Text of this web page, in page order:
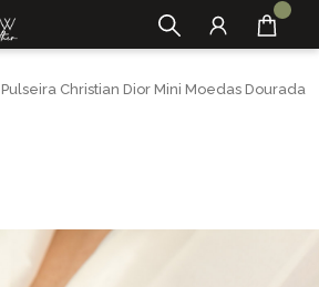
Pulseira Christian Dior Mini Moedas Dourada